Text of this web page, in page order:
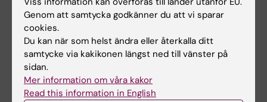
Setoodeh P
Alla författare
Är du Mehdi Dehghan Manshadi?
Redigera din profil
Genom att samtycka godkänner du att vi sparar
cookies.
Du kan när som helst ändra eller återkalla ditt
samtycke via kakikonen längst ned till vänster på
sidan.
Mer information om våra kakor
Read this information in English